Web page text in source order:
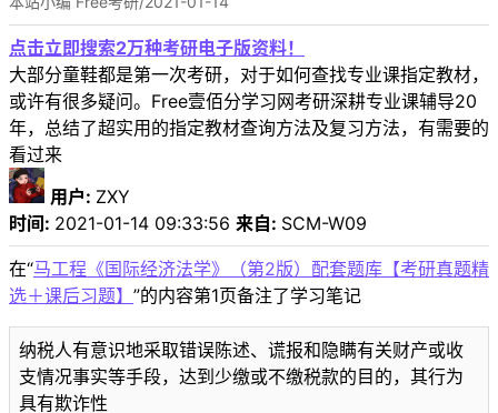
点击立即搜索2万种考研电子版资料！
大部分童鞋都是第一次考研，对于如何查找专业课指定教材，
或许有很多疑问。Free壹佰分学习网考研深耕专业课辅导20
年，总结了超实用的指定教材查询方法及复习方法，有需要的
看过来
用户: ZXY
时间: 2021-01-14 09:33:56 来自: SCM-W09
在“马工程《国际经济法学》（第2版）配套题库【考研真题精
选＋课后习题】 ”的内容第1页备注了学习笔记
纳税人有意识地采取错误陈述、谎报和隐瞒有关财产或收
支情况事实等手段，达到少缴或不缴税款的目的，其行为
具有欺诈性